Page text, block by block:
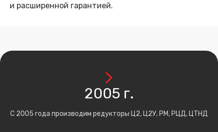
и расширенной гарантией.
2005 г.
С 2005 года производим редукторы Ц2, Ц2У, РМ, РЦД, ЦТНД